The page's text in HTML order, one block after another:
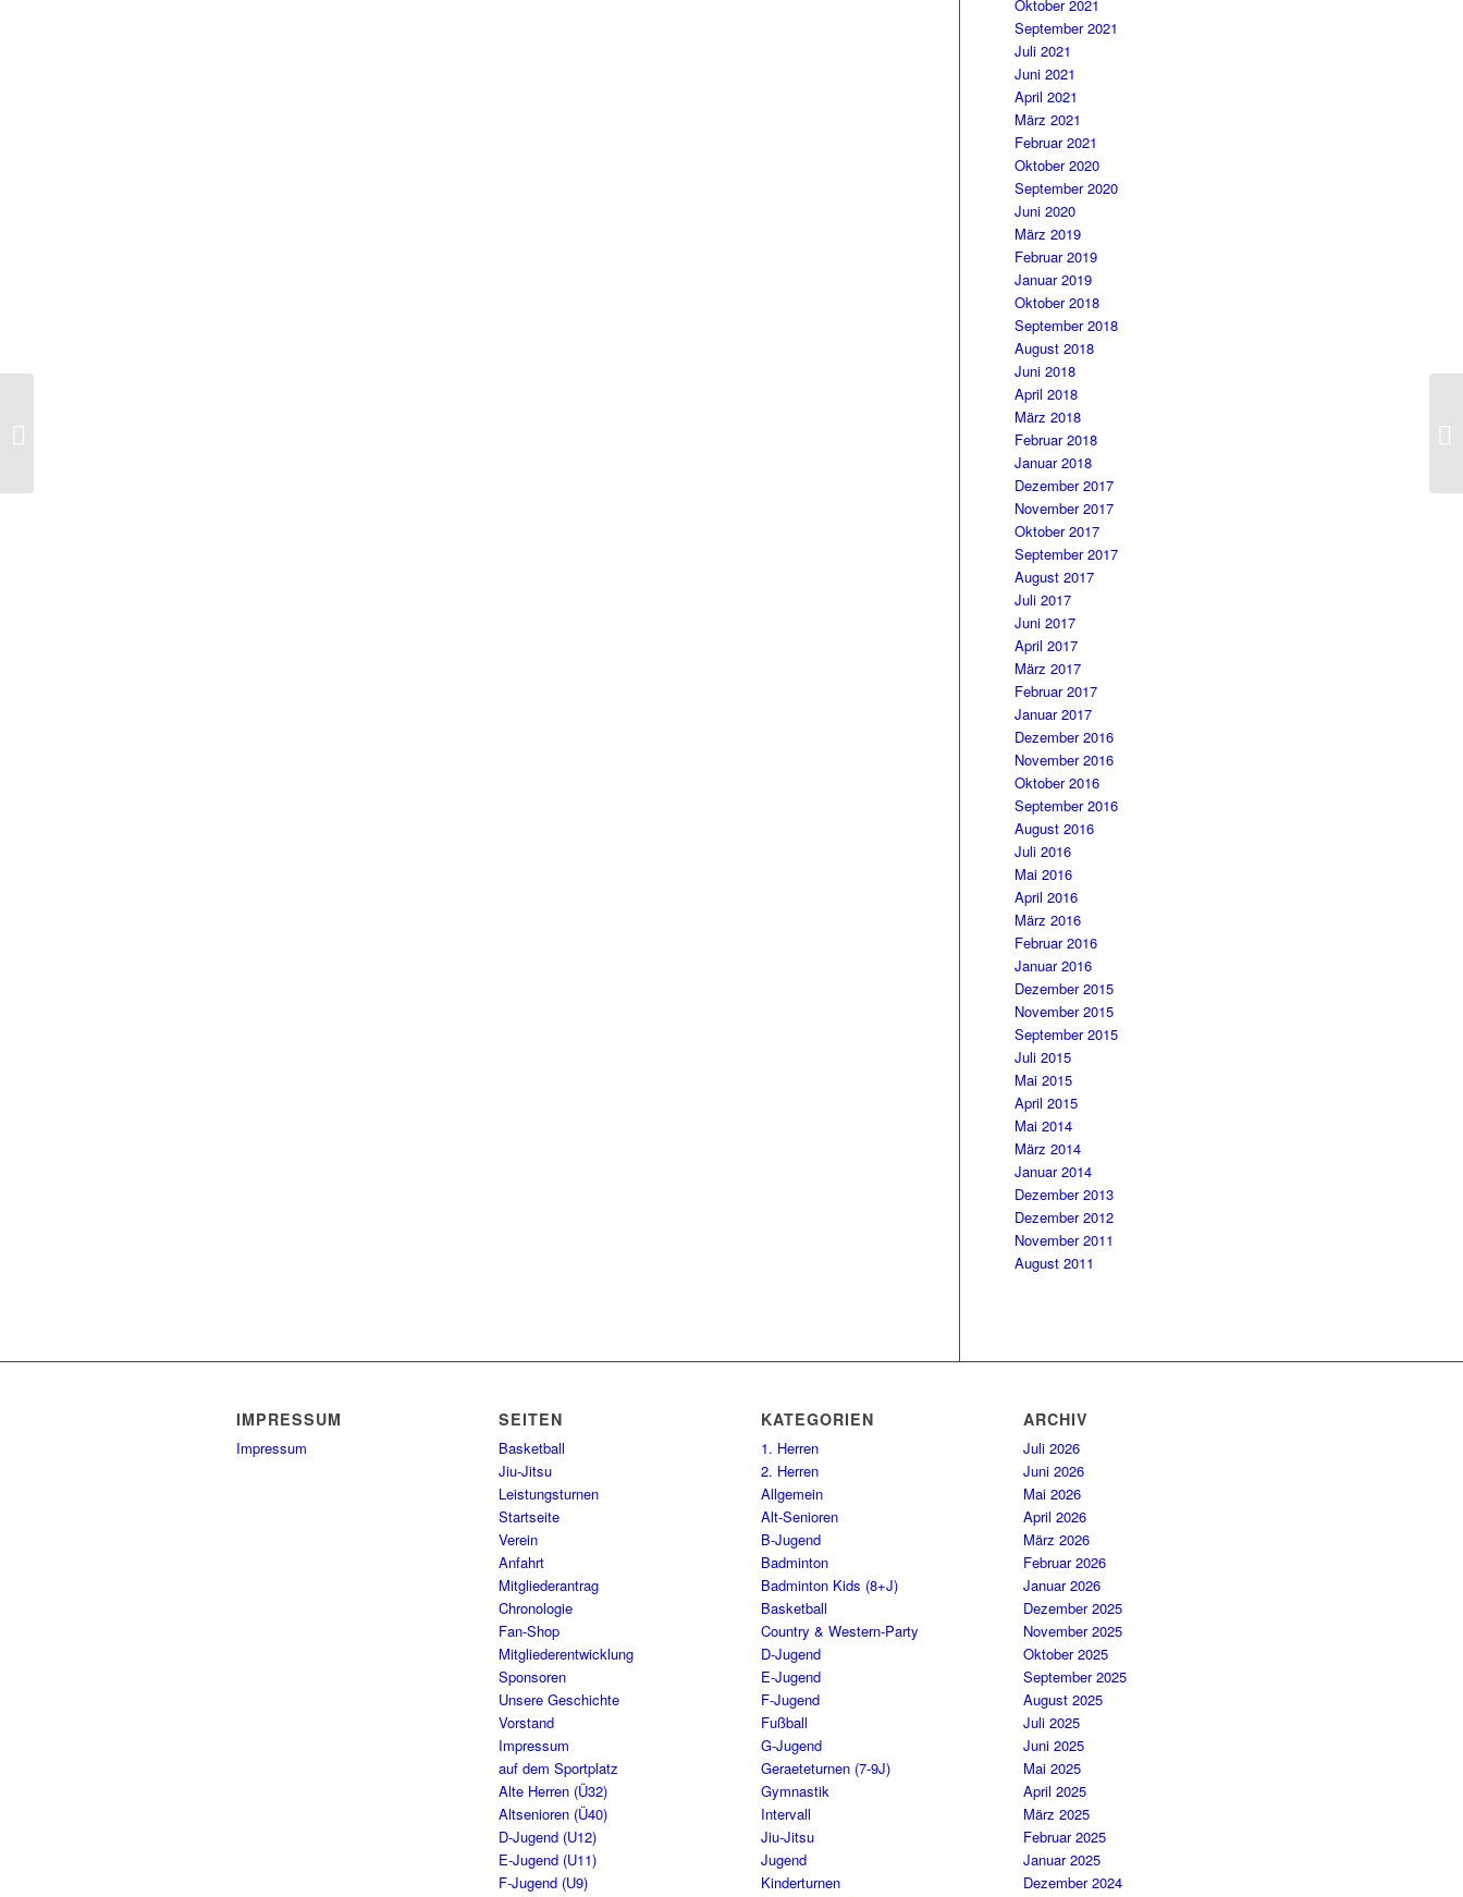
Oktober 2021
September 2021
Juli 2021
Juni 2021
April 2021
März 2021
Februar 2021
Oktober 2020
September 2020
Juni 2020
März 2019
Februar 2019
Januar 2019
Oktober 2018
September 2018
August 2018
Juni 2018
April 2018
März 2018
Februar 2018
Januar 2018
Dezember 2017
November 2017
Oktober 2017
September 2017
August 2017
Juli 2017
Juni 2017
April 2017
März 2017
Februar 2017
Januar 2017
Dezember 2016
November 2016
Oktober 2016
September 2016
August 2016
Juli 2016
Mai 2016
April 2016
März 2016
Februar 2016
Januar 2016
Dezember 2015
November 2015
September 2015
Juli 2015
Mai 2015
April 2015
Mai 2014
März 2014
Januar 2014
Dezember 2013
Dezember 2012
November 2011
August 2011
IMPRESSUM
Impressum
SEITEN
Basketball
Jiu-Jitsu
Leistungsturnen
Startseite
Verein
Anfahrt
Mitgliederantrag
Chronologie
Fan-Shop
Mitgliederentwicklung
Sponsoren
Unsere Geschichte
Vorstand
Impressum
auf dem Sportplatz
Alte Herren (Ü32)
Altsenioren (Ü40)
D-Jugend (U12)
E-Jugend (U11)
F-Jugend (U9)
KATEGORIEN
1. Herren
2. Herren
Allgemein
Alt-Senioren
B-Jugend
Badminton
Badminton Kids (8+J)
Basketball
Country & Western-Party
D-Jugend
E-Jugend
F-Jugend
Fußball
G-Jugend
Geraeteturnen (7-9J)
Gymnastik
Intervall
Jiu-Jitsu
Jugend
Kinderturnen
ARCHIV
Juli 2026
Juni 2026
Mai 2026
April 2026
März 2026
Februar 2026
Januar 2026
Dezember 2025
November 2025
Oktober 2025
September 2025
August 2025
Juli 2025
Juni 2025
Mai 2025
April 2025
März 2025
Februar 2025
Januar 2025
Dezember 2024